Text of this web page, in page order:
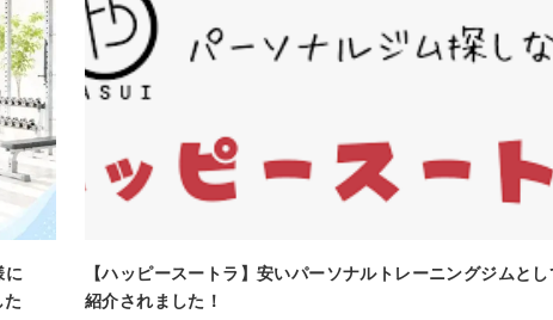
に
【ハッピースートラ】安いパーソナルトレーニングジムと
紹介されました！